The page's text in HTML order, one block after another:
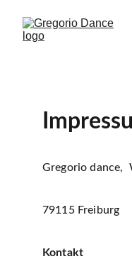
Gregorio dance,
79115 Freiburg
Kontakt